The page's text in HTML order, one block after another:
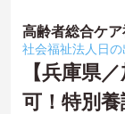
高齢者総合ケ
社会福祉法人日の
【兵庫県
可！特別